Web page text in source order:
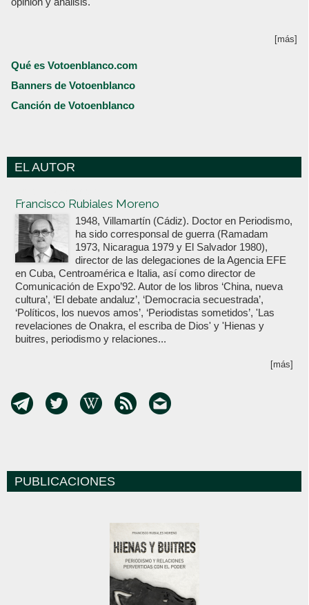
[más]
Qué es Votoenblanco.com
Banners de Votoenblanco
Canción de Votoenblanco
EL AUTOR
Francisco Rubiales Moreno
1948, Villamartín (Cádiz). Doctor en Periodismo,
ha sido corresponsal de guerra (Ramadam
1973, Nicaragua 1979 y El Salvador 1980),
director de las delegaciones de la Agencia EFE
en Cuba, Centroamérica e Italia, así como director de
Comunicación de Expo’92. Autor de los libros ‘China, nueva
cultura’, ‘El debate andaluz’, ‘Democracia secuestrada’,
‘Políticos, los nuevos amos’, ‘Periodistas sometidos’, 'Las
revelaciones de Onakra, el escriba de Dios' y 'Hienas y
buitres, periodismo y relaciones...
[más]
PUBLICACIONES